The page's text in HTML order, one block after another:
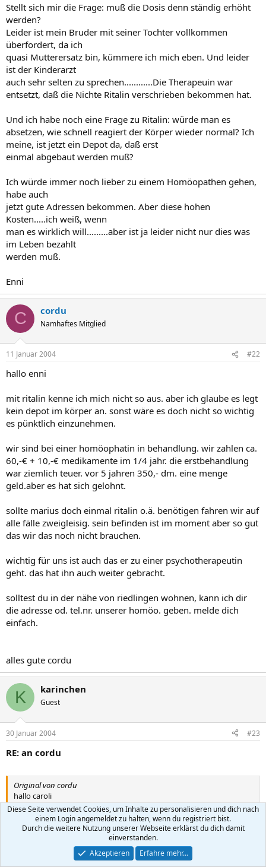
Stellt sich mir die Frage: muß die Dosis denn ständig erhöht
werden?
Leider ist mein Bruder mit seiner Tochter vollkommen
überfordert, da ich
quasi Mutterersatz bin, kümmere ich mich eben. Und leider
ist der Kinderarzt
auch sehr selten zu sprechen............Die Therapeuin war
entsetzt, daß die Nichte Ritalin verschrieben bekommen hat.
Und ich habe noch eine Frage zu Ritalin: würde man es
absetzen, wie schnell reagiert der Körper wieder normal? Ich
meine, ist jetzt ein Depot da, daß erst
einmal abgebaut werden muß?
Ich würde immer noch lieber zu einem Homöopathen gehen,
habe auch
jetzt gute Adressen bekommen. Aber diese hohen
Kosten.....ich weiß, wenn
man es wirklich will.........aber ist ja leider nicht nur dies was
im Leben bezahlt
werden muß.
Enni
C cordu
Namhaftes Mitglied
11 Januar 2004 #22
hallo enni
mit ritalin kenne ich mich nicht so aus. aber ich glaube es legt
kein depot im körper an. sonst wäre es doch nicht so wichtig
es pünktlich einzunehmen.
wir sind bei einer homöophatin in behandlung. wir zahlen ca.
60,-€ + 10,-€ medikamente im 1/4 jahr. die erstbehandlung
war ziemlich teuer. vor 5 jahren 350,- dm. eine menge
geld.aber es hat sich gelohnt.
sollte marius doch einmal ritalin o.ä. benötigen fahren wir auf
alle fälle zweigleisig. sein befinden ist im moment aber so gut
das wir das noch nicht brauchen.
wichtig für uns ist auch das er zu einer psychotherapeutin
geht. das hat ihn auch weiter gebracht.
solltest du in der nähe von riedlingen wohnen, kann ich dir
die adresse od. tel.nr. unserer homöo. geben. melde dich
einfach.
alles gute cordu
K karinchen
Guest
30 Januar 2004 #23
RE: an cordu
Original von cordu
hallo caroli
:respekt
es gibt sie also doch, die eltern/mütter die sich gedanken machen.
es freut mich wenigstens eine gleichgesinnte gefunden? zu haben.
Diese Seite verwendet Cookies, um Inhalte zu personalisieren und dich nach
einem Login angemeldet zu halten, wenn du registriert bist.
Durch die weitere Nutzung unserer Webseite erklärst du dich damit
einverstanden.
Akzeptieren
Erfahre mehr…